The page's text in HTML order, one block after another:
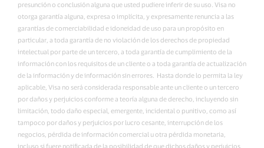
presunción o conclusión alguna que usted pudiere inferir de su uso. Visa no
otorga garantía alguna, expresa o implícita, y expresamente renuncia a las
garantías de comerciabilidad e idoneidad de uso para un propósito en
particular, a toda garantía de no violación de los derechos de propiedad
intelectual por parte de un tercero, a toda garantía de cumplimiento de la
información con los requisitos de un cliente o a toda garantía de actualización
de la información y de información sin errores. Hasta donde lo permita la ley
aplicable, Visa no será considerada responsable ante un cliente o un tercero
por daños y perjuicios conforme a teoría alguna de derecho, incluyendo sin
limitación, todo daño especial, emergente, incidental o punitivo, como así
tampoco por daños y perjuicios por lucro cesante, interrupción de los
negocios, pérdida de información comercial u otra pérdida monetaria,
incluso si fuere notificada de la posibilidad de que dichos daños y perjuicios